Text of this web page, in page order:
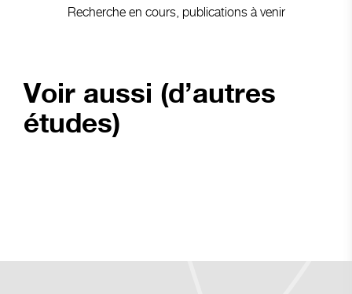
Recherche en cours, publications à venir
Voir aussi (d’autres
études)